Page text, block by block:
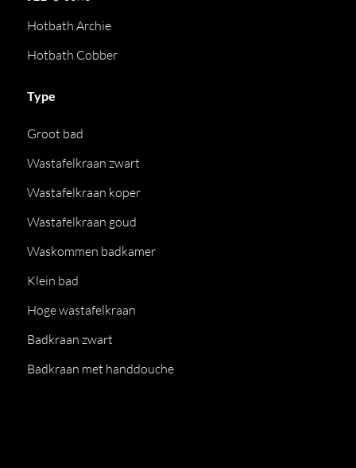
Hotbath Archie
Hotbath Cobber
Type
Groot bad
Wastafelkraan zwart
Wastafelkraan koper
Wastafelkraan goud
Waskommen badkamer
Klein bad
Hoge wastafelkraan
Badkraan zwart
Badkraan met handdouche